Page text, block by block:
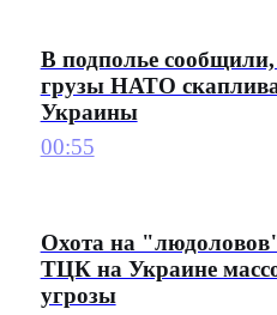
В подполье
грузы НАТО
Украины
00:55
Охота на
ТЦК на Украине
угрозы